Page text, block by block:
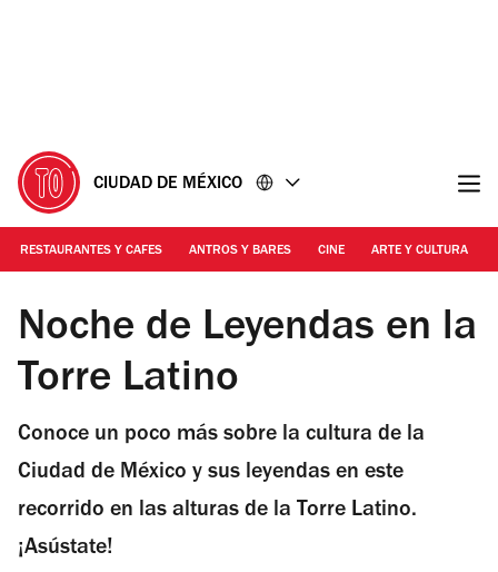
CIUDAD DE MÉXICO
RESTAURANTES Y CAFES ANTROS Y BARES CINE ARTE Y CULTURA
Foto: Cortesía
Noche de Leyendas en la
Torre Latino
Conoce un poco más sobre la cultura de la
Ciudad de México y sus leyendas en este
recorrido en las alturas de la Torre Latino.
¡Asústate!